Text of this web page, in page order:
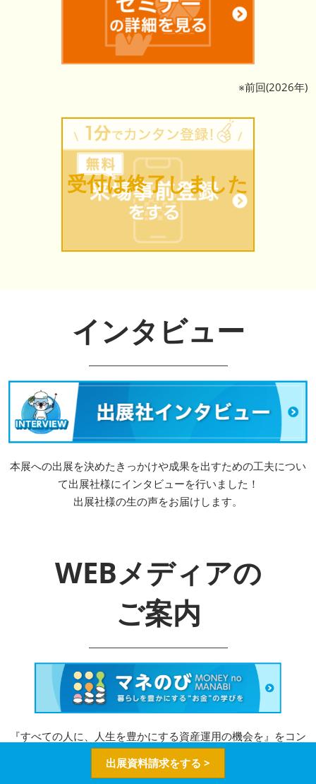
※前回(2026年)
受付は終了しました
インタビュー
本展への出展を決めたきっかけや成果を出すための工夫につい
て出展社様にインタビューを行いました！
出展社様の生の声をお届けします。
WEBメディアの
ご案内
『すべての人に、人生を豊かにする資産運用の機会を』をコン
資産運用に関する幅広い、信頼できる情報が集まるWebメディ
出展資料請求をする >